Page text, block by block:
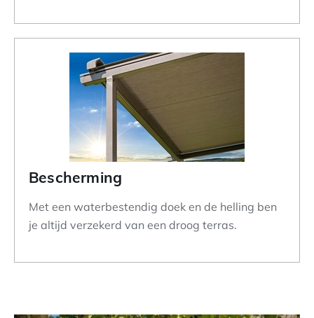
Bescherming
Met een waterbestendig doek en de helling ben
je altijd verzekerd van een droog terras.